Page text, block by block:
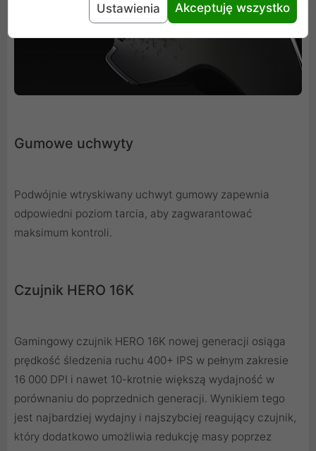
Gumowe uchwyty
Podwójnie wtryskiwany uchwyt gumowy zapewnia
odpowiedni poziom tarcia, aby zagwarantować
maksimum kontroli.
Czujnik HERO 16K
Gamingowy czujnik HERO 16K nowej generacji osiąga
prędkość śledzenia ruchu 400+ IPS w pełnym zakresie
16 000 DPI i nawet 10-krotnie większą wydajność w
porównaniu do poprzednich generacji. Wynikiem tego
jest najbardziej wydajny i najszybciej reagujący czujnik,
który dodatkowo umożliwia redukcję masy poprzez
Ustawienia Akceptuję wszystko